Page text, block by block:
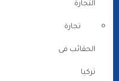
التجارة
تجارة
الحقائب فى
تركيا